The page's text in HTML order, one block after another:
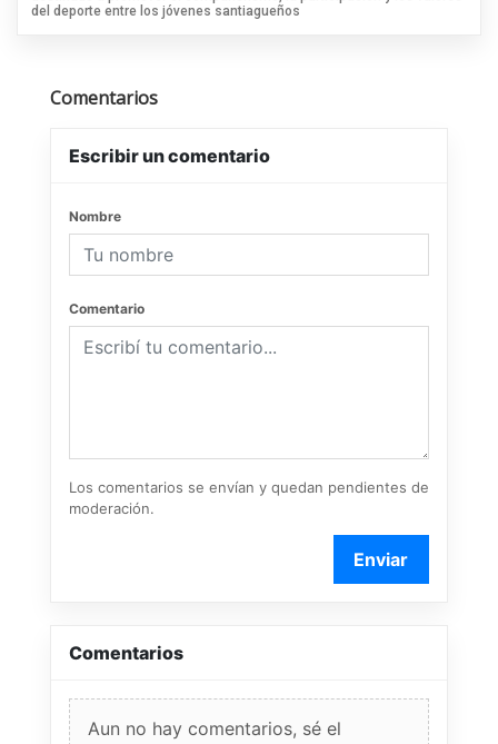
del deporte entre los jóvenes santiagueños
Comentarios
Escribir un comentario
Nombre
Comentario
Los comentarios se envían y quedan pendientes de
moderación.
Enviar
Comentarios
Aun no hay comentarios, sé el